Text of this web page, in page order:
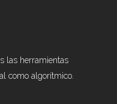
las herramientas
como algorítmico.